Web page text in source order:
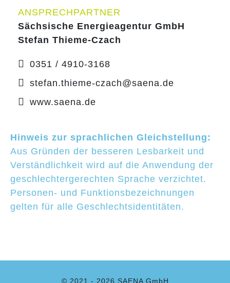
ANSPRECHPARTNER
Sächsische Energieagentur GmbH
Stefan Thieme-Czach
0351 / 4910-3168
stefan.thieme-czach@saena.de
www.saena.de
Hinweis zur sprachlichen Gleichstellung:
Aus Gründen der besseren Lesbarkeit und
Verständlichkeit wird auf die Anwendung der
geschlechtergerechten Sprache verzichtet.
Personen- und Funktionsbezeichnungen
gelten für alle Geschlechtsidentitäten.
© 2021 - 2026 SAENA GmbH